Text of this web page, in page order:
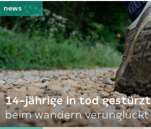
14-jährige in tod gestürzt
beim wandern verunglückt